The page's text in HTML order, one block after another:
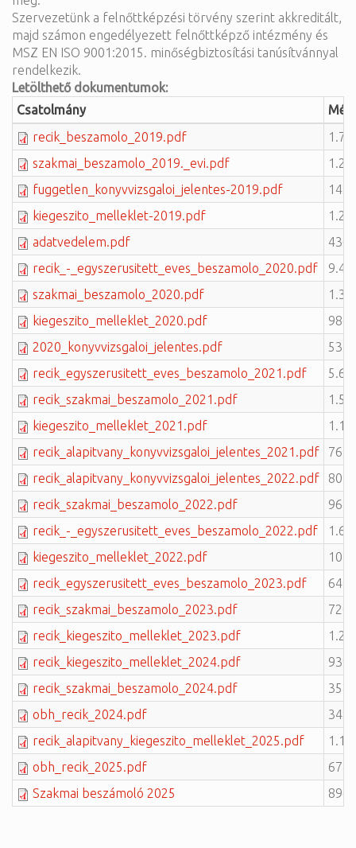
Szervezetünk a felnőttképzési törvény szerint akkreditált,
majd számon engedélyezett felnőttképző intézmény és
MSZ EN ISO 9001:2015. minőségbiztosítási tanúsítvánnyal
rendelkezik.
Letölthető dokumentumok:
Csatolmány
recik_beszamolo_2019.pdf
szakmai_beszamolo_2019._evi.pdf
fuggetlen_konyvvizsgaloi_jelentes-2019.pdf
kiegeszito_melleklet-2019.pdf
adatvedelem.pdf
recik_-_egyszerusitett_eves_beszamolo_2020.pdf
szakmai_beszamolo_2020.pdf
kiegeszito_melleklet_2020.pdf
2020_konyvvizsgaloi_jelentes.pdf
53.1
recik_egyszerusitett_eves_beszamolo_2021.pdf
recik_szakmai_beszamolo_2021.pdf
kiegeszito_melleklet_2021.pdf
recik_alapitvany_konyvvizsgaloi_jelentes_2021.pdf
recik_alapitvany_konyvvizsgaloi_jelentes_2022.pdf
recik_szakmai_beszamolo_2022.pdf
recik_-_egyszerusitett_eves_beszamolo_2022.pdf
kiegeszito_melleklet_2022.pdf
recik_egyszerusitett_eves_beszamolo_2023.pdf
recik_szakmai_beszamolo_2023.pdf
recik_kiegeszito_melleklet_2023.pdf
recik_kiegeszito_melleklet_2024.pdf
recik_szakmai_beszamolo_2024.pdf
obh_recik_2024.pdf
recik_alapitvany_kiegeszito_melleklet_2025.pdf
obh_recik_2025.pdf
Szakmai beszámoló 2025